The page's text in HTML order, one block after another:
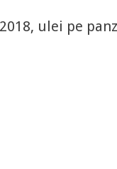
ulei pe